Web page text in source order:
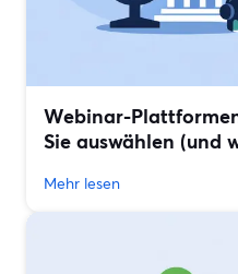
Webinar-
Sie auswählen (und
Mehr lesen